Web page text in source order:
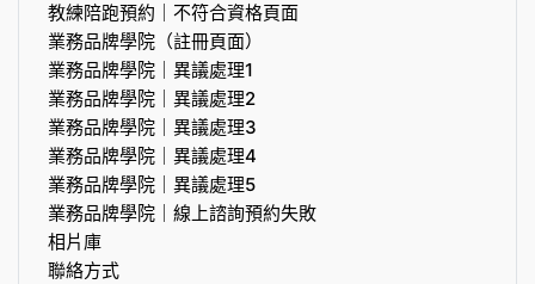
教練陪跑預約｜不符合資格頁面
業務品牌學院（註冊頁面）
業務品牌學院｜異議處理1
業務品牌學院｜異議處理2
業務品牌學院｜異議處理3
業務品牌學院｜異議處理4
業務品牌學院｜異議處理5
業務品牌學院｜線上諮詢預約失敗
相片庫
聯絡方式